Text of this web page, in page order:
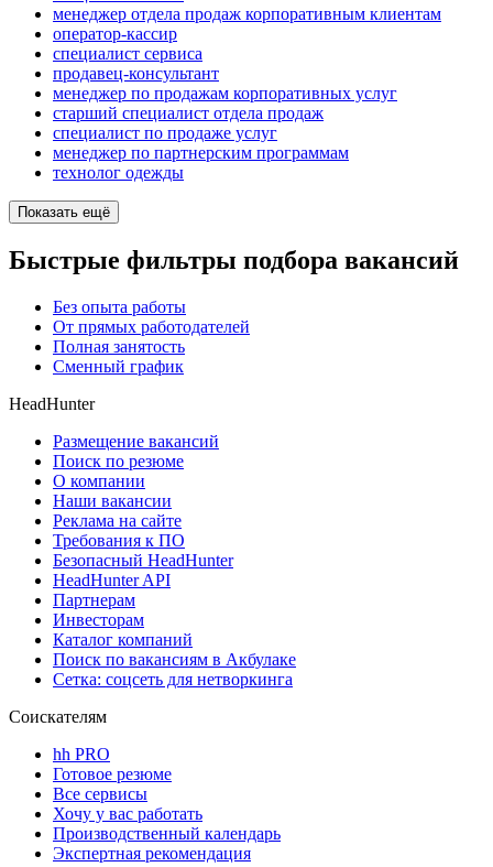
менеджер отдела продаж корпоративным клиентам
оператор-кассир
специалист сервиса
продавец-консультант
менеджер по продажам корпоративных услуг
старший специалист отдела продаж
специалист по продаже услуг
менеджер по партнерским программам
технолог одежды
Показать ещё
Быстрые фильтры подбора вакансий
Без опыта работы
От прямых работодателей
Полная занятость
Сменный график
HeadHunter
Размещение вакансий
Поиск по резюме
О компании
Наши вакансии
Реклама на сайте
Требования к ПО
Безопасный HeadHunter
HeadHunter API
Партнерам
Инвесторам
Каталог компаний
Поиск по вакансиям в Акбулаке
Сетка: соцсеть для нетворкинга
Соискателям
hh PRO
Готовое резюме
Все сервисы
Хочу у вас работать
Производственный календарь
Экспертная рекомендация